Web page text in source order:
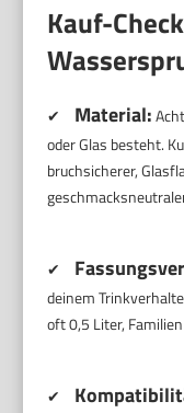
Kauf-
✔ Material:
oder Glas besteht.
bruchsicherer,
✔
deinem
oft 0,5 Liter,
✔